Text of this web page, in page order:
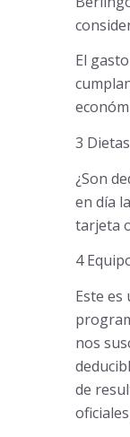
El
3 Dietas
¿Son
en día
tarjeta
4
Este
nos
de